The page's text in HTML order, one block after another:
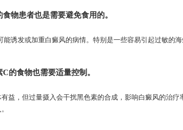
患者也是需要避免食用的。
能诱发或加重白癜风的病情。特别是一些容易引起过敏的
食物也需要适量控制。
益，但过量摄入会干扰黑色素的合成，影响白癜风的治